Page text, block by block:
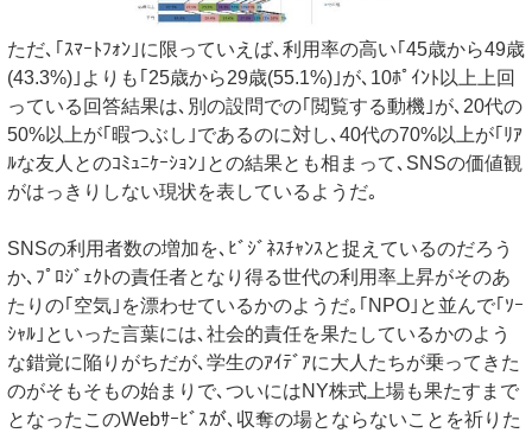
ただ､｢ｽﾏｰﾄﾌｫﾝ｣に限っていえば､利用率の高い｢45歳から49歳
(43.3%)｣よりも｢25歳から29歳(55.1%)｣が､10ﾎﾟｲﾝﾄ以上上回
っている回答結果は､別の設問での｢閲覧する動機｣が､20代の
50%以上が｢暇つぶし｣であるのに対し､40代の70%以上が｢ﾘｱ
ﾙな友人とのｺﾐｭﾆｹｰｼｮﾝ｣との結果とも相まって､SNSの価値観
がはっきりしない現状を表しているようだ｡
SNSの利用者数の増加を､ﾋﾞｼﾞﾈｽﾁｬﾝｽと捉えているのだろう
か､ﾌﾟﾛｼﾞｪｸﾄの責任者となり得る世代の利用率上昇がそのあ
たりの｢空気｣を漂わせているかのようだ｡｢NPO｣と並んで｢ｿｰ
ｼｬﾙ｣といった言葉には､社会的責任を果たしているかのよう
な錯覚に陥りがちだが､学生のｱｲﾃﾞｱに大人たちが乗ってきた
のがそもそもの始まりで､ついにはNY株式上場も果たすまで
となったこのWebｻｰﾋﾞｽが､収奪の場とならないことを祈りた